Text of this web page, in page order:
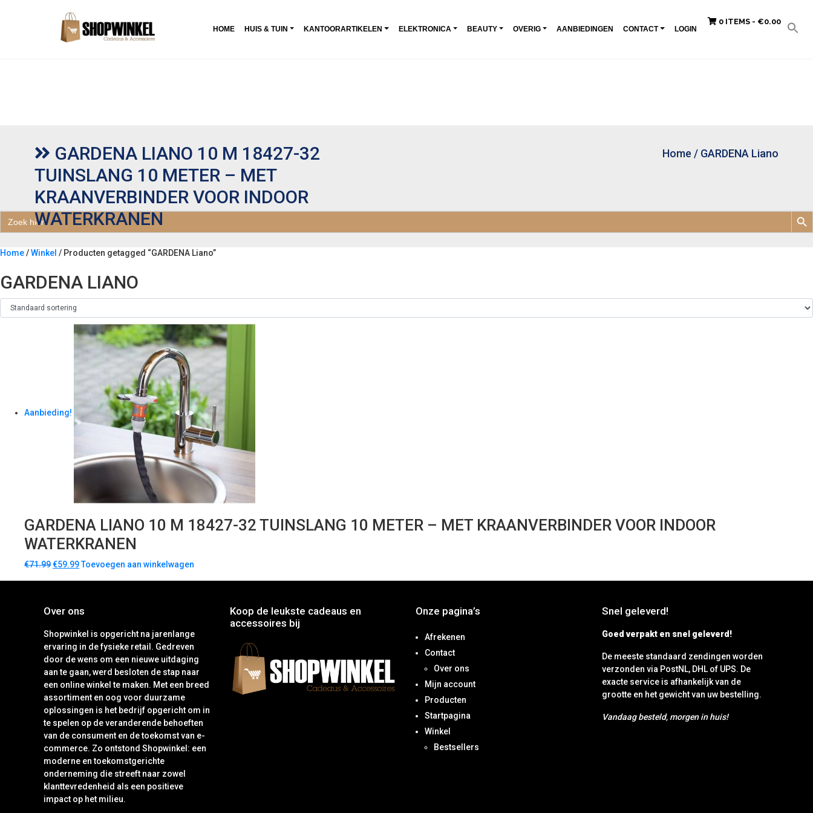
Zoek
naar:
HOME HUIS & TUIN KANTOORARTIKELEN ELEKTRONICA BEAUTY OVERIG AANBIEDINGEN CONTACT LOGIN
0 ITEMS - €0.00
GARDENA LIANO 10 M 18427-32
TUINSLANG 10 METER – MET
KRAANVERBINDER VOOR INDOOR
WATERKRANEN
Home / GARDENA Liano
Home/Winkel / Producten getagged “GARDENA Liano”
GARDENA LIANO
Aanbieding!
GARDENA LIANO 10 M 18427-32 TUINSLANG 10 METER – MET KRAANVERBINDER VOOR INDOOR
WATERKRANEN
€71.99€59.99Toevoegen aan winkelwagen
Over ons
Shopwinkel is opgericht na jarenlange
ervaring in de fysieke retail. Gedreven
door de wens om een nieuwe uitdaging
aan te gaan, werd besloten de stap naar
een online winkel te maken. Met een breed
assortiment en oog voor duurzame
oplossingen is het bedrijf opgericht om in
te spelen op de veranderende behoeften
van de consument en de toekomst van e-
commerce. Zo ontstond Shopwinkel: een
moderne en toekomstgerichte
onderneming die streeft naar zowel
klanttevredenheid als een positieve
impact op het milieu.
Koop de leukste cadeaus en
accessoires bij
Onze pagina’s
Afrekenen
Contact
Over ons
Mijn account
Producten
Startpagina
Winkel
Bestsellers
Snel geleverd!
Goed verpakt en snel geleverd!
De meeste standaard zendingen worden
verzonden via PostNL, DHL of UPS. De
exacte service is afhankelijk van de
grootte en het gewicht van uw bestelling.
Vandaag besteld, morgen in huis!